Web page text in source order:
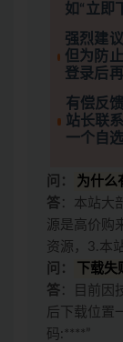
如“立即
强烈建
但为防
登录后
有偿反
站长联
一个自
问：
为什么
答 ：本站大
源是高价购
资源，3.本
问：
下载
答 ：目前因
后下载位置
码:****”